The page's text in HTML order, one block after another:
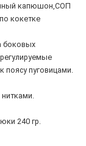
капюшон,СОП
кокетке
боковых
поясу пуговицами.
240 гр.